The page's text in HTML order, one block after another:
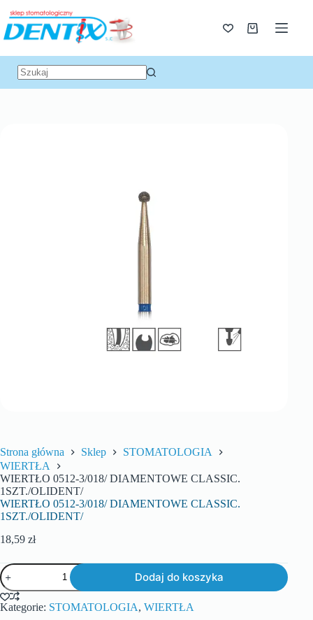
Strona główna Sklep
STOMATOLOGIA
WIERTŁA
WIERTŁO 0512-3/018/ DIAMENTOWE CLASSIC.
1SZT./OLIDENT/
WIERTŁO 0512-3/018/ DIAMENTOWE CLASSIC.
1SZT./OLIDENT/
18,59 zł
Dodaj do koszyka
Kategorie: STOMATOLOGIA, WIERTŁA